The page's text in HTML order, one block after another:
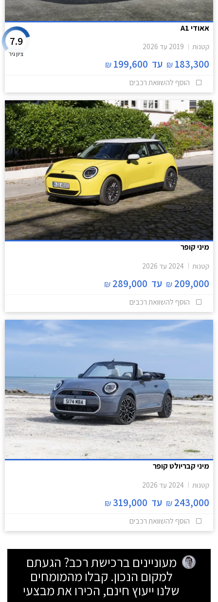
אאודי A1
קטנות 2019 עד 2026
183,300
₪ עד 199,600
₪
7.9
ציון גיר
הוסף להשוואת רכבים
מיני קופר
קטנות 2024 עד 2026
209,000
₪ עד 289,000
₪
הוסף להשוואת רכבים
מיני קבריולט קופר
קטנות 2024 עד 2026
243,000
₪ עד 319,000
₪
הוסף להשוואת רכבים
מעוניינים ברכישת רכב? הגעתם
למקום הנכון. קבלו מהמומחים
שלנו ייעוץ חינם, הכירו את מבצעי